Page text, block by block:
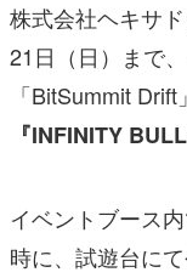
その他
電ファミニコゲーマ
株式会社ヘキサ
21日（日）まで
「BitSummit
『INFINITY
イベントブース
時に、試遊台に